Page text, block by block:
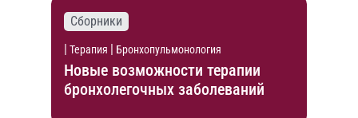
Сборники
| Терапия | Бронхопульмонология
Новые возможности терапии
бронхолегочных заболеваний